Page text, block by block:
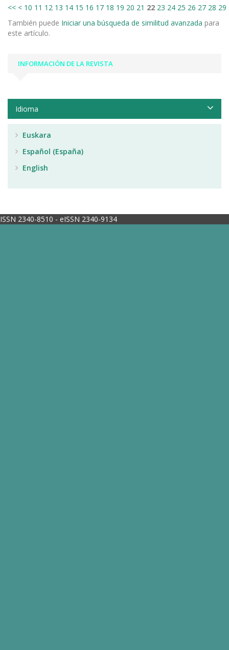
<< < 10 11 12 13 14 15 16 17 18 19 20 21 22 23 24 25 26 27 28 29
También puede Iniciar una búsqueda de similitud avanzada para
este artículo.
INFORMACIÓN DE LA REVISTA
Idioma
Euskara
Español (España)
English
ISSN 2340-8510 - eISSN 2340-9134